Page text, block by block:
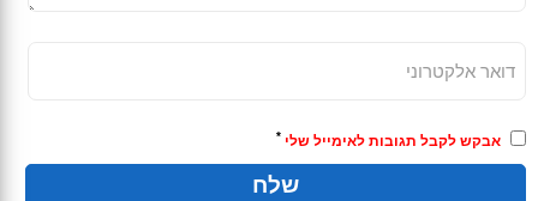
אבקש לקבל תגובות לאימייל שלי *